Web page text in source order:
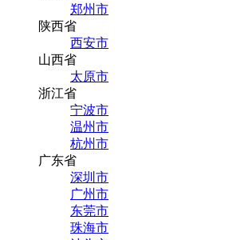
郑州市
陕西省
西安市
山西省
太原市
浙江省
宁波市
温州市
杭州市
广东省
深圳市
广州市
东莞市
珠海市